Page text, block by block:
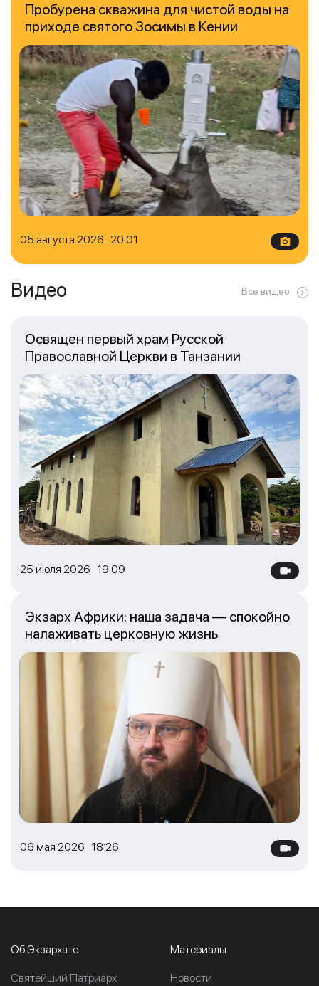
05 августа 2026 20:01
Пробурена скважина для чистой воды на
приходе святого Зосимы в Кении
Видео Все видео
25 июля 2026 19:09
Освящен первый храм Русской
Православной Церкви в Танзании
06 мая 2026 18:26
Экзарх Африки: наша задача — спокойно
налаживать церковную жизнь
Об Экзархате
Cвятейший Патриарх
Материалы
Новости